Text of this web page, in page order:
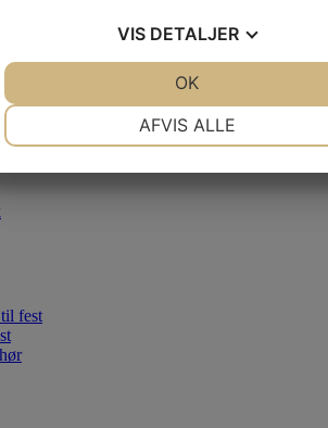
Begivenhed: Lej Lyd -
fest
VIS DETALJER
AFVIS ALLE
OK